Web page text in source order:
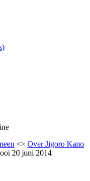
<> Over Jigoro Kano
20 juni 2014